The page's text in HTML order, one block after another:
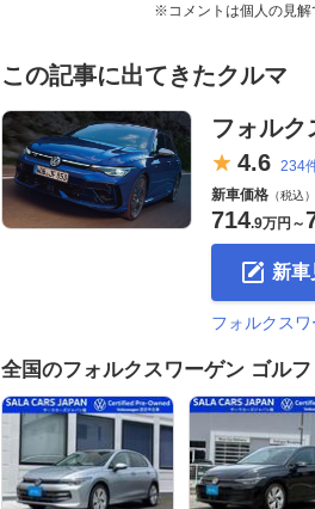
※コメントは個人の見解
この記事に出てきたクルマ
フォルク
4.6 234
新車価格 （税込）
714.9万円 ～
新車
フォルクス
全国のフォルクスワーゲン ゴル